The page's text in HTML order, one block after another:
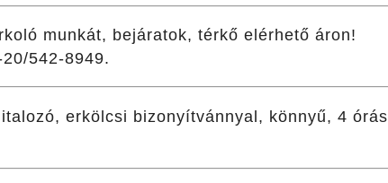
munkát, bejáratok, térkő elérhető áron!
542-8949.
erkölcsi bizonyítvánnyal, könnyű, 4 órás